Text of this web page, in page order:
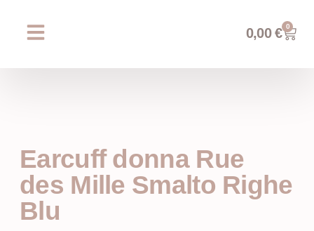
0,00€ 0
Earcuff donna Rue
des Mille Smalto Righe
Blu